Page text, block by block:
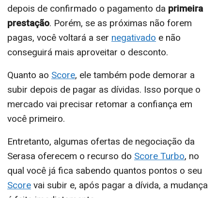
depois de confirmado o pagamento da primeira
prestação. Porém, se as próximas não forem
pagas, você voltará a ser negativado e não
conseguirá mais aproveitar o desconto.
Quanto ao Score, ele também pode demorar a
subir depois de pagar as dívidas. Isso porque o
mercado vai precisar retomar a confiança em
você primeiro.
Entretanto, algumas ofertas de negociação da
Serasa oferecem o recurso do Score Turbo, no
qual você já fica sabendo quantos pontos o seu
Score vai subir e, após pagar a dívida, a mudança